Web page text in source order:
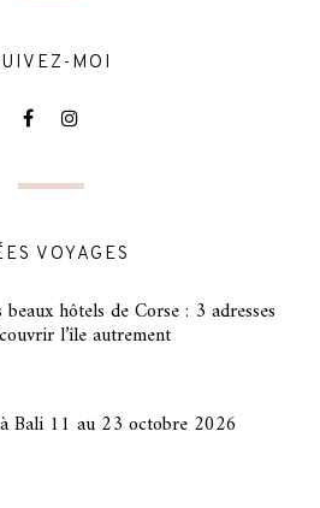
MOI
VOYAGES
hôtels de Corse : 3 adresses
l’île autrement
Bali 11 au 23 octobre 2026